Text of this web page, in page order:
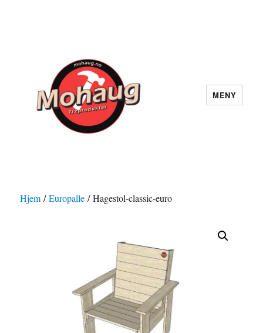
MENY
Hjem /Europalle / Hagestol-classic-euro